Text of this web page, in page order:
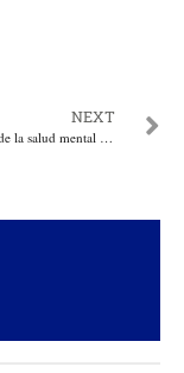
NEXT
Cifras y datos de la salud mental que son una locura en la pandemia Por: Ulahy Beltrán López